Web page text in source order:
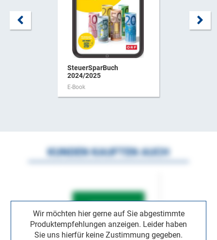
SteuerSparBuch
2024/2025
E-Book
Wir möchten hier gerne auf Sie abgestimmte
Produktempfehlungen anzeigen. Leider haben
Sie uns hierfür keine Zustimmung gegeben.
KUNDEN KAUFTEN AUCH